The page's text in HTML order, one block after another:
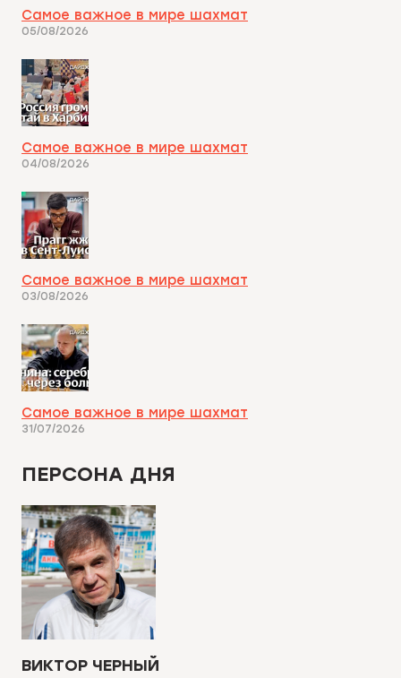
Самое важное в мире шахмат
05/08/2026
Самое важное в мире шахмат
04/08/2026
Самое важное в мире шахмат
03/08/2026
Самое важное в мире шахмат
31/07/2026
ПЕРСОНА ДНЯ
ВИКТОР ЧЕРНЫЙ